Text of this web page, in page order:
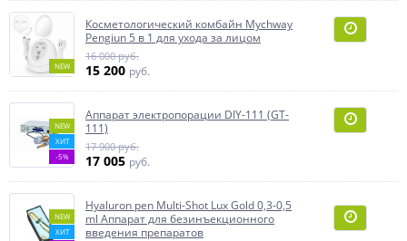
NEW
Косметологический комбайн Mychway
Pengiun 5 в 1 для ухода за лицом
16 000 руб.
15 200 руб.
NEW
ХИТ
-5%
Аппарат электропорации DIY-111 (GT-
111)
17 900 руб.
17 005 руб.
NEW
ХИТ
Hyaluron pen Multi-Shot Lux Gold 0,3-0,5
ml Аппарат для безинъекционного
введения препаратов